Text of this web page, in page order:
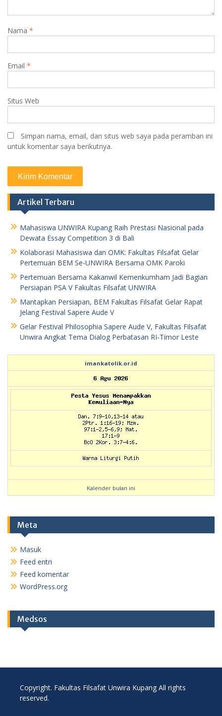
Nama *
Email *
Situs Web
Simpan nama, email, dan situs web saya pada peramban ini
untuk komentar saya berikutnya.
Artikel Terbaru
Mahasiswa UNWIRA Kupang Raih Prestasi Nasional pada
Dewata Essay Competition 3 di Bali
Kolaborasi Mahasiswa dan OMK: Fakultas Filsafat Gelar
Pertemuan BEM Se-UNWIRA Bersama OMK Paroki
Pertemuan Bersama Kakanwil Kemenkumham Jadi Bagian
Persiapan PSA V Fakultas Filsafat UNWIRA
Mantapkan Persiapan, BEM Fakultas Filsafat Gelar Rapat
Jelang Festival Sapere Aude V
Gelar Festival Philosophia Sapere Aude V, Fakultas Filsafat
Unwira Angkat Tema Dialog Perbatasan RI-Timor Leste
imankatolik.or.id
Kalender bulan ini
Meta
Masuk
Feed entri
Feed komentar
WordPress.org
Medsos
Copyright. Fakultas Filsafat Unwira Kupang All rights
reserved.